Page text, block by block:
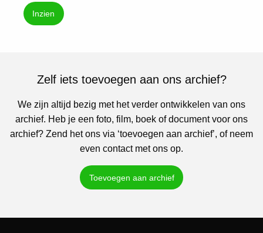
Inzien
Zelf iets toevoegen aan ons archief?
We zijn altijd bezig met het verder ontwikkelen van ons
archief. Heb je een foto, film, boek of document voor ons
archief? Zend het ons via ‘toevoegen aan archief’, of neem
even contact met ons op.
Toevoegen aan archief